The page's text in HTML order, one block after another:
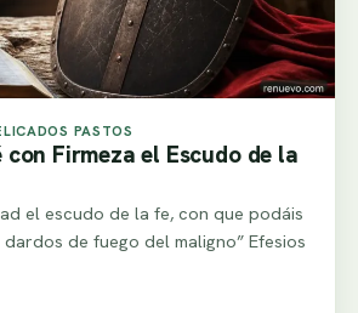
PASTOS
Firmeza el Escudo de la
el escudo de la fe, con que podáis
de fuego del maligno” Efesios